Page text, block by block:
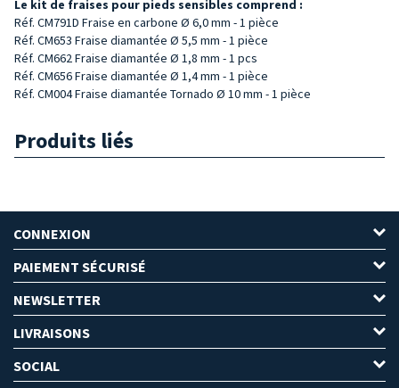
Le kit de fraises pour pieds sensibles comprend :
Réf. CM791D Fraise en carbone Ø 6,0 mm - 1 pièce
Réf. CM653 Fraise diamantée Ø 5,5 mm - 1 pièce
Réf. CM662 Fraise diamantée Ø 1,8 mm - 1 pcs
Réf. CM656 Fraise diamantée Ø 1,4 mm - 1 pièce
Réf. CM004 Fraise diamantée Tornado Ø 10 mm - 1 pièce
Produits liés
CONNEXION
PAIEMENT SÉCURISÉ
NEWSLETTER
LIVRAISONS
SOCIAL